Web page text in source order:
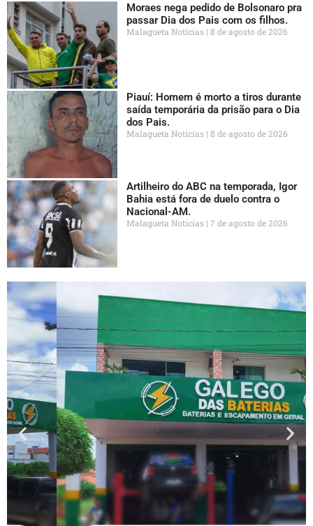
Moraes nega pedido de Bolsonaro pra
passar Dia dos Pais com os filhos.
Malagueta Notícias 8 de agosto de 2026
Piauí: Homem é morto a tiros durante
saída temporária da prisão para o Dia
dos Pais.
Malagueta Notícias 8 de agosto de 2026
Artilheiro do ABC na temporada, Igor
Bahia está fora de duelo contra o
Nacional-AM.
Malagueta Notícias 7 de agosto de 2026